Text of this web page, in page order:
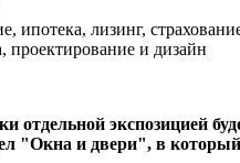
ипотека, лизинг,
проектирование и дизайн
отдельной экспозицией
"Окна и двери", в